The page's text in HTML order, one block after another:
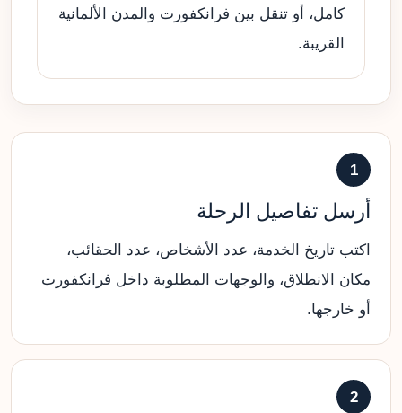
كامل، أو تنقل بين فرانكفورت والمدن الألمانية
القريبة.
1
أرسل تفاصيل الرحلة
اكتب تاريخ الخدمة، عدد الأشخاص، عدد الحقائب،
مكان الانطلاق، والوجهات المطلوبة داخل فرانكفورت
أو خارجها.
2